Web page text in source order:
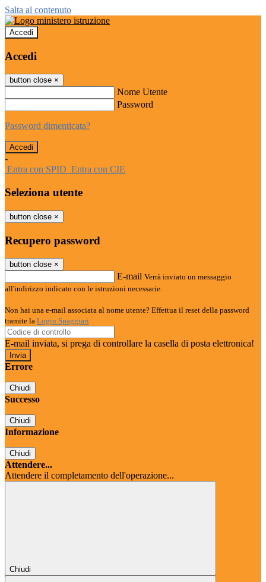
Salta al contenuto
Accedi
Accedi
button close ×
Nome Utente
Password
Password dimenticata?
-
Entra con SPID Entra con CIE
Seleziona utente
button close ×
Recupero password
button close ×
E-mail Verrà inviato un messaggio
all'indirizzo indicato con le istruzioni necessarie.
Non hai una e-mail associata al nome utente? Effettua il reset della password
tramite la Login Spaggiari
E-mail inviata, si prega di controllare la casella di posta elettronica!
Errore
Chiudi
Successo
Chiudi
Informazione
Chiudi
Attendere...
Attendere il completamento dell'operazione...
Chiudi